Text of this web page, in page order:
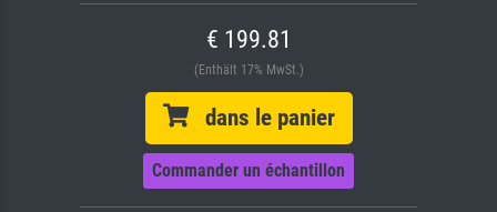
€ 199.81
(Enthält 17% MwSt.)
dans le panier
Commander un échantillon